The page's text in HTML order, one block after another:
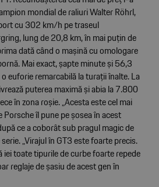
mondial de raliuri Walter Röhrl,
cu 302 km/h pe traseul
lung de 20,8 km, în mai puțin de
dată când o mașină cu omologare
Mai exact, șapte minute și 56,3
euforie remarcabilă la turații înalte. La
puterea maximă și abia la 7.800
în zona roșie. „Acesta este cel mai
îl pune pe șosea în acest
ce a coborât sub pragul magic de
„Virajul în GT3 este foarte precis.
toate tipurile de curbe foarte repede
reglaje de șasiu de acest gen în